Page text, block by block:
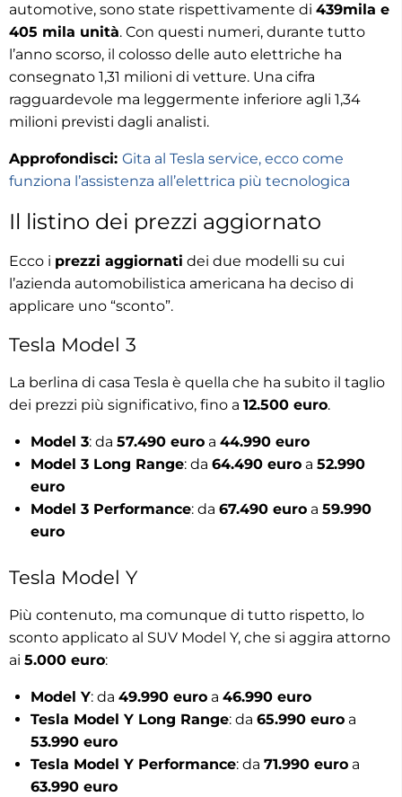
automotive, sono state rispettivamente di 439mila e
405 mila unità. Con questi numeri, durante tutto
l’anno scorso, il colosso delle auto elettriche ha
consegnato 1,31 milioni di vetture. Una cifra
ragguardevole ma leggermente inferiore agli 1,34
milioni previsti dagli analisti.
Approfondisci: Gita al Tesla service, ecco come
funziona l’assistenza all’elettrica più tecnologica
Il listino dei prezzi aggiornato
Ecco i prezzi aggiornati dei due modelli su cui
l’azienda automobilistica americana ha deciso di
applicare uno “sconto”.
Tesla Model 3
La berlina di casa Tesla è quella che ha subito il taglio
dei prezzi più significativo, fino a 12.500 euro.
Model 3: da 57.490 euro a 44.990 euro
Model 3 Long Range: da 64.490 euro a 52.990
euro
Model 3 Performance: da 67.490 euro a 59.990
euro
Tesla Model Y
Più contenuto, ma comunque di tutto rispetto, lo
sconto applicato al SUV Model Y, che si aggira attorno
ai 5.000 euro:
Model Y: da 49.990 euro a 46.990 euro
Tesla Model Y Long Range: da 65.990 euro a
53.990 euro
Tesla Model Y Performance: da 71.990 euro a
63.990 euro